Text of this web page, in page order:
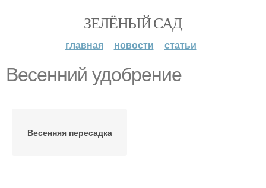
ЗЕЛЁНЫЙ САД
главная новости статьи
Весенний удобрение
Весенняя пересадка